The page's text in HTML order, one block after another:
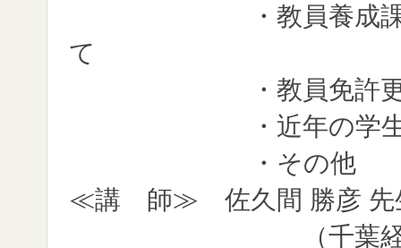
・教員養成課程６
て
・教員免許更新
・近年の学生の傾
・その他
≪講 師≫ 佐久間 勝彦 先
（千葉経済学園